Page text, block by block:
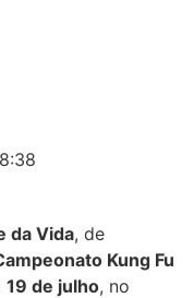
da Vida, de
Kung Fu
19 de julho, no